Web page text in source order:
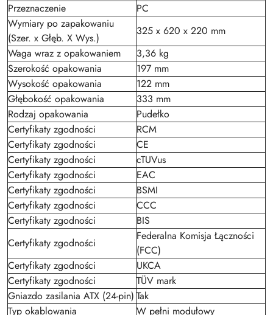
Przeznaczenie
PC
Wymiary po zapakowaniu
(Szer. x Głęb. X Wys.)
325 x 620 x 220 mm
Waga wraz z opakowaniem
3,36 kg
Szerokość opakowania
197 mm
Wysokość opakowania
122 mm
Głębokość opakowania
333 mm
Rodzaj opakowania
Pudełko
Certyfikaty zgodności
RCM
Certyfikaty zgodności
CE
Certyfikaty zgodności
cTUVus
Certyfikaty zgodności
EAC
Certyfikaty zgodności
BSMI
Certyfikaty zgodności
CCC
Certyfikaty zgodności
BIS
Certyfikaty zgodności
Federalna Komisja Łączności
(FCC)
Certyfikaty zgodności
UKCA
Certyfikaty zgodności
TÜV mark
Gniazdo zasilania ATX (24-pin) Tak
Typ okablowania
W pełni modułowy